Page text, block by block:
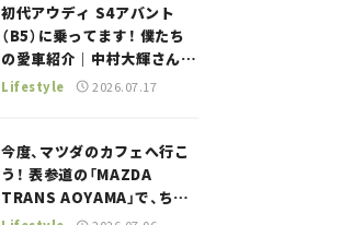
初代アウディ S4アバント
（B5）に乗ってます！ 僕たち
の愛車紹介｜中村大輝さん
——瀬イオナと嶋田智之の
Lifestyle 2026.07.17
今度、マツダのカフェへ行こ
う！ 表参道の「MAZDA
TRANS AOYAMA」で、ちょ
っとひと息。——連載｜CCG